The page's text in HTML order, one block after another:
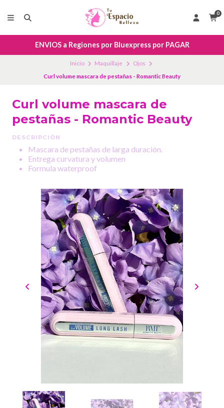
0
ENVIOS a Regiones por Bluexpress por PAGAR
Inicio Maquillaje
Ojos
Curl volume mascara de pestañas - Romantic Beauty
Curl volume mascara de
pestañas - Romantic Beauty
DESCRIPCIÓN
Mascara de pestañas de larga duración.
Entrega curvatura y volumen
Formula waterproof